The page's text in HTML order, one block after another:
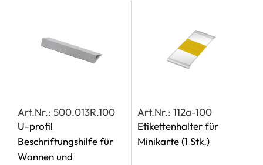
Art.Nr.: 500.013R.100
U-profil
Beschriftungshilfe für
Wannen und
Art.Nr.: 112a-100
Etikettenhalter für
Minikarte(1 Stk.)